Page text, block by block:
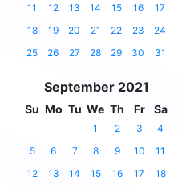
11
12 13 14 15 16
17
18
19 20 21 22 23
24
25
26 27 28 29 30 31
September 2021
Su Mo Tu We Th Fr Sa
1 2 3
4
5
6 7 8 9 10
11
12
13 14 15 16 17
18